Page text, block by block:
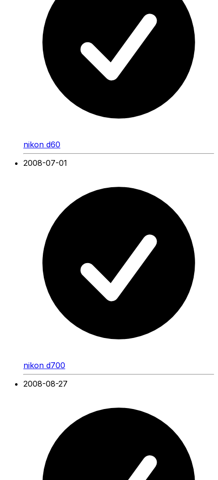
nikon d60
2008-07-01
nikon d700
2008-08-27